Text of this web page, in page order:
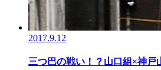
2017.9.12
三つ巴の戦い！？山口組×神戸